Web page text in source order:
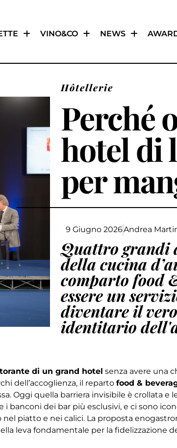
VINO&CO NEWS
Hôtellerie
Perché
hotel di
per
9 Giugno 2026Andrea
Quattro grandi
della cucina
comparto food
essere un
diventare il
identitario
di un grand hotel senza avere una
dell’accoglienza, il reparto food &
Oggi quella barriera invisibile è crollata e
dei bar più esclusivi, e ci sono
piatto e nei calici. La proposta
leva fondamentale per la fidelizzazione